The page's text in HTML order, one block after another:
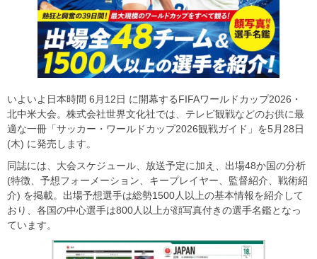
いよいよ日本時間 6月12日 に開幕するFIFAワールドカップ2026・
北中米大会。株式会社世界文化社では、テレビ観戦などのお供に最
適な一冊「サッカー・ワールドカップ2026観戦ガイド」を5月28日
(木) に発売します。
同誌には、大会スケジュール、放送予定に加え、出場48か国の分析
(特徴、予想フォーメーション、キープレイヤー、監督紹介、戦術紹
介) を掲載。出場予想選手は総勢1500人以上の基本情報を紹介して
おり、各国の中心選手は800人以上が顔写真付きの選手名鑑となっ
ています。